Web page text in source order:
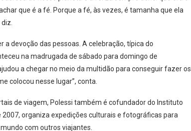
que é a fé. Porque a fé, às vezes, é tamanha que ela
devoção das pessoas. A celebração, típica do
na madrugada de sábado para domingo de
a chegar no meio da multidão para conseguir fazer os
colocou nesse lugar”, conta.
de viagem, Polessi também é cofundador do Instituto
organiza expedições culturais e fotográficas para
com outros viajantes.